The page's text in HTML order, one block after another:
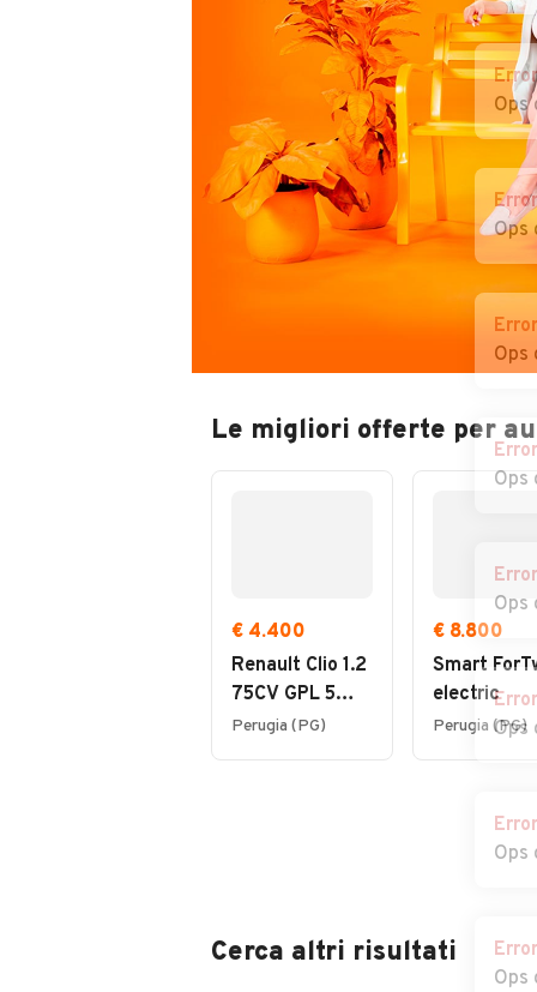
Le migliori offerte per
€ 4.400
Renault Clio 1.2
75CV GPL 5
porte Live
Perugia (PG)
€ 8.800
Smart
electric
Perugia (PG)
Cerca altri risultati
Error
Ops
Error
Ops
Error
Ops
Error
Ops
Error
Ops
Error
Ops
Error
Ops
Error
Ops